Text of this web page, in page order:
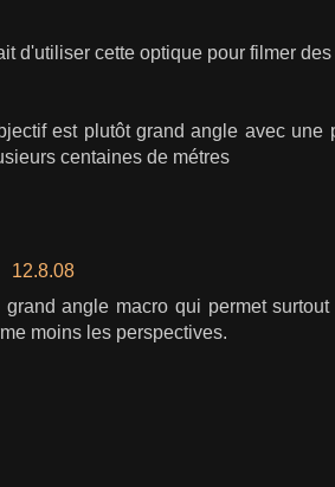
d'utiliser cette optique pour filmer
est plutôt grand angle avec une
centaines de métres
12.8.08
angle macro qui permet
moins les perspectives.